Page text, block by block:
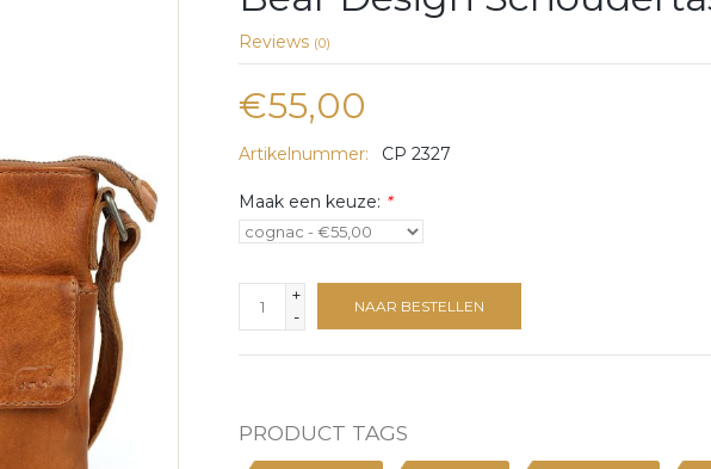
Reviews (0)
€55,00
Artikelnummer: CP 2327
Maak een keuze: *
+
-
NAAR BESTELLEN
PRODUCT TAGS